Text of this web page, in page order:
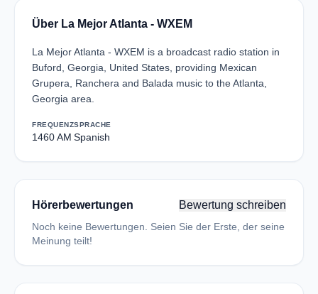
Über La Mejor Atlanta - WXEM
La Mejor Atlanta - WXEM is a broadcast radio station in
Buford, Georgia, United States, providing Mexican
Grupera, Ranchera and Balada music to the Atlanta,
Georgia area.
FREQUENZ
1460 AM
SPRACHE
Spanish
Hörerbewertungen Bewertung schreiben
Noch keine Bewertungen. Seien Sie der Erste, der seine
Meinung teilt!